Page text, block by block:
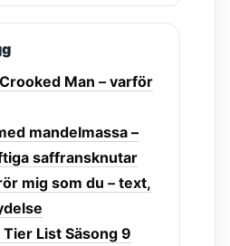
Man – varför
mandelmassa –
saffransknutar
mig som du – text,
List Säsong 9